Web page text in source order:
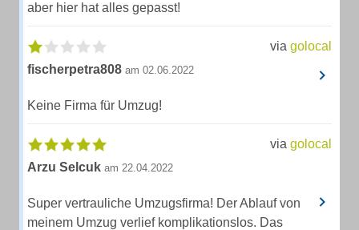
aber hier hat alles gepasst!
via golocal
fischerpetra808 am 02.06.2022
Keine Firma für Umzug!
via golocal
Arzu Selcuk am 22.04.2022
Super vertrauliche Umzugsfirma! Der Ablauf von
meinem Umzug verlief komplikationslos. Das